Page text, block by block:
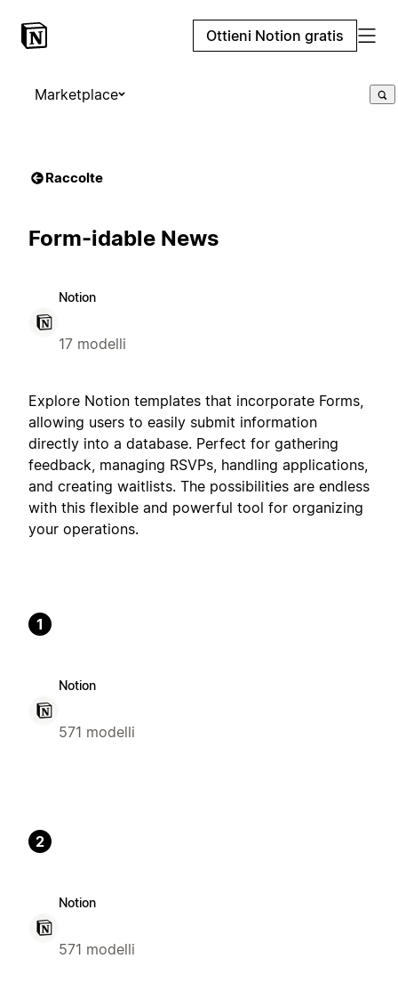
Ottieni Notion gratis
Marketplace
Raccolte
Form-idable News
Notion
17 modelli
Explore Notion templates that incorporate Forms,
allowing users to easily submit information
directly into a database. Perfect for gathering
feedback, managing RSVPs, handling applications,
and creating waitlists. The possibilities are endless
with this flexible and powerful tool for organizing
your operations.
1
Notion
571 modelli
2
Notion
571 modelli